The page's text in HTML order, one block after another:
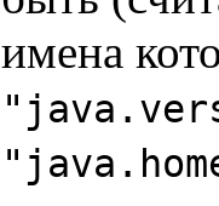
имена